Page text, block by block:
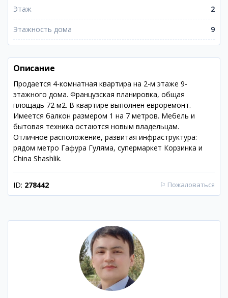
Этаж 2
Этажность дома 9
Описание
Продается 4-комнатная квартира на 2-м этаже 9-
этажного дома. Французская планировка, общая
площадь 72 м2. В квартире выполнен евроремонт.
Имеется балкон размером 1 на 7 метров. Мебель и
бытовая техника остаются новым владельцам.
Отличное расположение, развитая инфраструктура:
рядом метро Гафура Гуляма, супермаркет Корзинка и
China Shashlik.
ID: 278442 ⚐ Пожаловаться